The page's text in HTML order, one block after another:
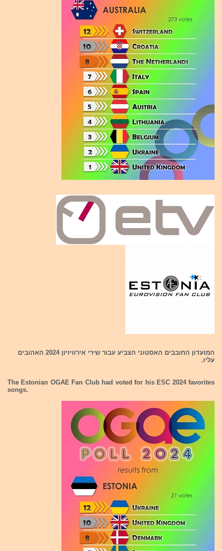
המועדון החובבים האסטוני הצביע עבור שירי אירוויזיון 2024 האהובים
עליו.
The Estonian OGAE Fan Club had voted for his ESC 2024 favorites
songs.